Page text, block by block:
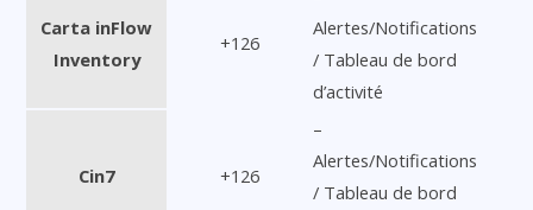
Carta inFlow
Inventory
+126
Alertes/Notifications
/ Tableau de bord
d’activité
Cin7 +126
–
Alertes/Notifications
/ Tableau de bord